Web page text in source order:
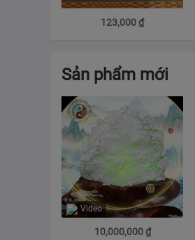
123,000₫
Sản phẩm mới
Video
10,000,000₫